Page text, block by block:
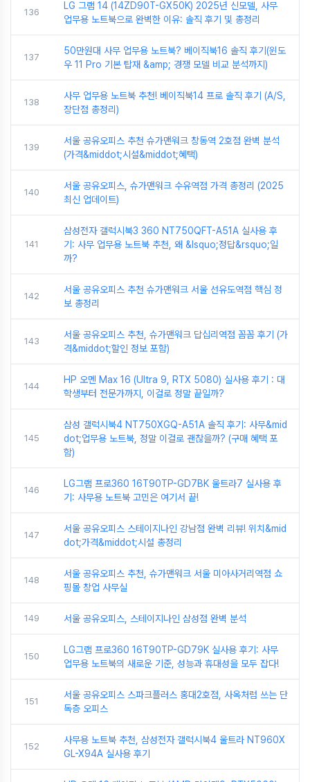
136
LG 그램 14 (14ZD90T-GX50K) 2025년 신모델, 사무
업무용 노트북으로 완벽한 이유: 솔직 후기 및 총정리
137
50만원대 사무 업무용 노트북? 베이직북16 솔직 후기(윈도
우 11 Pro 기본 탑재 &amp; 경쟁 모델 비교 분석까지)
138
사무 업무용 노트북 추천! 베이직북14 프로 솔직 후기 (A/S,
장단점 총정리)
139
서울 공유오피스 추천 슈가맨워크 창동역 2호점 완벽 분석
(가격&middot;시설&middot;혜택)
140
서울 공유오피스, 슈가맨워크 수유역점 가격 총정리 (2025
최신 업데이트)
141
삼성전자 갤럭시북3 360 NT750QFT-A51A 실사용 후
기: 사무 업무용 노트북 추천, 왜 &lsquo;정답&rsquo;일
까?
142
서울 공유오피스 추천 슈가맨워크 서울 선유도역점 핵심 정
보 총정리
143
서울 공유오피스 추천, 슈가맨워크 답십리역점 꼼꼼 후기 (가
격&middot;할인 정보 포함)
144
HP 오멘 Max 16 (Ultra 9, RTX 5080) 실사용 후기 : 대
학생부터 전문가까지, 이걸로 정말 끝일까?
145
삼성 갤럭시북4 NT750XGQ-A51A 솔직 후기: 사무&mid
dot;업무용 노트북, 정말 이걸로 괜찮을까? (구매 혜택 포
함)
146
LG그램 프로360 16T90TP-GD7BK 울트라7 실사용 후
기: 사무용 노트북 고민은 여기서 끝!
147
서울 공유오피스 스테이지나인 강남점 완벽 리뷰! 위치&mid
dot;가격&middot;시설 총정리
148
서울 공유오피스 추천, 슈가맨워크 서울 미아사거리역점 쇼
핑몰 창업 사무실
149 서울 공유오피스, 스테이지나인 삼성점 완벽 분석
150
LG그램 프로360 16T90TP-GD79K 실사용 후기: 사무
업무용 노트북의 새로운 기준, 성능과 휴대성을 모두 잡다!
151
서울 공유오피스 스파크플러스 홍대2호점, 사옥처럼 쓰는 단
독층 오피스
152
사무용 노트북 추천, 삼성전자 갤럭시북4 울트라 NT960X
GL-X94A 실사용 후기